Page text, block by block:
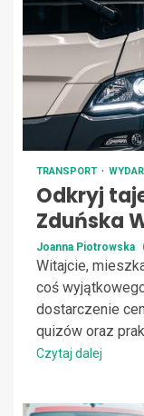
TRANSPORT
Odkryj
Zduńska
Joanna Piotrowska
Witajcie,
coś
dostarczenie
quizów oraz
Czytaj dalej